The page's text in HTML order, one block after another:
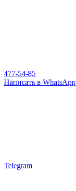
477-54-85
Написать в WhatsApp
Telegram